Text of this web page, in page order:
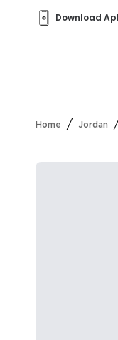
Download
Home / Jordan /